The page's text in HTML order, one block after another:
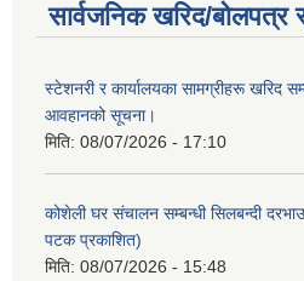
सार्वजनिक खरिद/बोलपत्र
स्टेशनरी र कार्यालयका सामग्रीहरू खरिद
आवहानको सूचना।
मिति: 08/07/2026 - 17:10
कोशेली घर संचालन सम्बन्धी सिलबन्दी
पटक प्रकाशित)
मिति: 08/07/2026 - 15:48